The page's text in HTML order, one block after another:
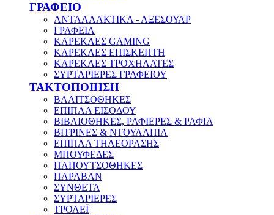
ΓΡΑΦΕΙΟ
ΑΝΤΑΛΛΑΚΤΙΚΑ - ΑΞΕΣΟΥΑΡ
ΓΡΑΦΕΙΑ
ΚΑΡΕΚΛΕΣ GAMING
ΚΑΡΕΚΛΕΣ ΕΠΙΣΚΕΠΤΗ
ΚΑΡΕΚΛΕΣ ΤΡΟΧΗΛΑΤΕΣ
ΣΥΡΤΑΡΙΕΡΕΣ ΓΡΑΦΕΙΟΥ
ΤΑΚΤΟΠΟΙΗΣΗ
ΒΑΛΙΤΣΟΘΗΚΕΣ
ΕΠΙΠΛΑ ΕΙΣΟΔΟΥ
ΒΙΒΛΙΟΘΗΚΕΣ, ΡΑΦΙΕΡΕΣ & ΡΑΦΙΑ
ΒΙΤΡΙΝΕΣ & ΝΤΟΥΛΑΠΙΑ
ΕΠΙΠΛΑ ΤΗΛΕΟΡΑΣΗΣ
ΜΠΟΥΦΕΔΕΣ
ΠΑΠΟΥΤΣΟΘΗΚΕΣ
ΠΑΡΑΒΑΝ
ΣΥΝΘΕΤΑ
ΣΥΡΤΑΡΙΕΡΕΣ
ΤΡΟΛΕΪ